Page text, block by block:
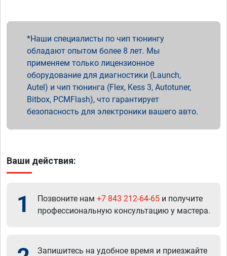
Наши специалисты по чип тюнингу
обладают опытом более 8 лет. Мы
применяем только лицензионное
оборудование для диагностики (Launch,
Autel) и чип тюнинга (Flex, Kess 3, Autotuner,
Bitbox, PCMFlash), что гарантирует
безопасность для электроники вашего авто.
Ваши действия:
1 Позвоните нам +7 843 212-64-65 и получите
профессиональную консультацию у мастера.
Запишитесь на удобное время и приезжайте